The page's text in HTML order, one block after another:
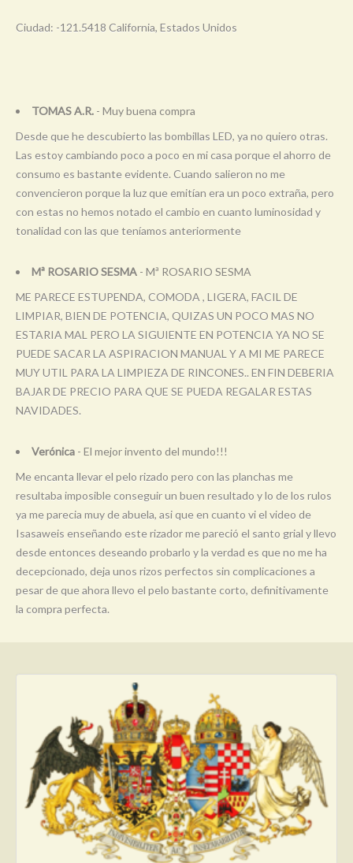
Ciudad: -121.5418 California, Estados Unidos
TOMAS A.R. - Muy buena compra
Desde que he descubierto las bombillas LED, ya no quiero otras.
Las estoy cambiando poco a poco en mi casa porque el ahorro de
consumo es bastante evidente. Cuando salieron no me
convencieron porque la luz que emitían era un poco extraña, pero
con estas no hemos notado el cambio en cuanto luminosidad y
tonalidad con las que teníamos anteriormente
Mª ROSARIO SESMA - Mª ROSARIO SESMA
ME PARECE ESTUPENDA, COMODA , LIGERA, FACIL DE
LIMPIAR, BIEN DE POTENCIA, QUIZAS UN POCO MAS NO
ESTARIA MAL PERO LA SIGUIENTE EN POTENCIA YA NO SE
PUEDE SACAR LA ASPIRACION MANUAL Y A MI ME PARECE
MUY UTIL PARA LA LIMPIEZA DE RINCONES.. EN FIN DEBERIA
BAJAR DE PRECIO PARA QUE SE PUEDA REGALAR ESTAS
NAVIDADES.
Verónica - El mejor invento del mundo!!!
Me encanta llevar el pelo rizado pero con las planchas me
resultaba imposible conseguir un buen resultado y lo de los rulos
ya me parecia muy de abuela, asi que en cuanto vi el video de
Isasaweis enseñando este rizador me pareció el santo grial y llevo
desde entonces deseando probarlo y la verdad es que no me ha
decepcionado, deja unos rizos perfectos sin complicaciones a
pesar de que ahora llevo el pelo bastante corto, definitivamente
la compra perfecta.